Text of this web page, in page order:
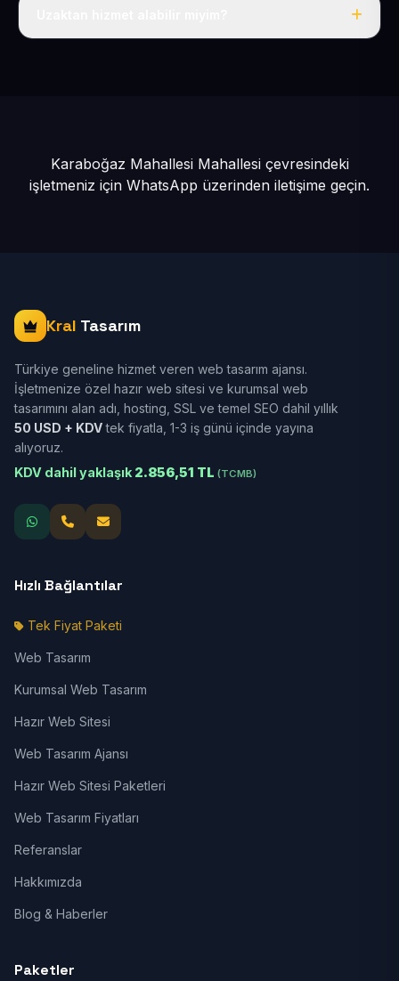
Karaboğaz Mahallesi Mahallesi çevresindeki
işletmeniz için WhatsApp üzerinden iletişime geçin.
Kral Tasarım
Türkiye geneline hizmet veren web tasarım ajansı.
İşletmenize özel hazır web sitesi ve kurumsal web
tasarımını alan adı, hosting, SSL ve temel SEO dahil yıllık
50 USD + KDVtek fiyatla, 1-3 iş günü içinde yayına
alıyoruz.
KDV dahil yaklaşık 2.856,51 TL (TCMB)
Hızlı Bağlantılar
Tek Fiyat Paketi
Web Tasarım
Kurumsal Web Tasarım
Hazır Web Sitesi
Web Tasarım Ajansı
Hazır Web Sitesi Paketleri
Web Tasarım Fiyatları
Referanslar
Hakkımızda
Blog & Haberler
Paketler